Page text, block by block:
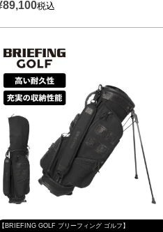
89,100税込
【BRIEFING GOLF ブリーフィング ゴルフ】